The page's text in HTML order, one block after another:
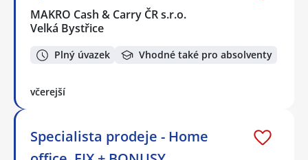
MAKRO Cash & Carry ČR s.r.o.
Velká Bystřice
Plný úvazek Vhodné také pro absolventy
včerejší
Specialista prodeje - Home